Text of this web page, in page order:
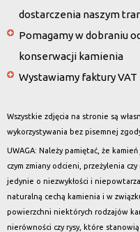
dostarczenia naszym
Pomagamy w dobraniu
konserwacji kamienia
Wystawiamy faktury VAT
Wszystkie zdjęcia na stronie są
wykorzystywania bez pisemnej zgody
UWAGA: Należy pamiętać, że
czym zmiany odcieni, przeżylenia
jedynie o niezwykłości i
naturalną cechą kamienia i w
powierzchni niektórych rodzajów
nierówności czy rysy, które